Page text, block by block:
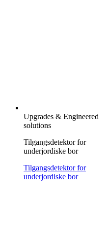
Upgrades & Engineered
solutions
Tilgangsdetektor for
underjordiske bor
Tilgangsdetektor for
underjordiske bor